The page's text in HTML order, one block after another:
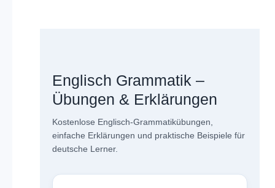
Englisch Grammatik –
Übungen & Erklärungen
Kostenlose Englisch-Grammatikübungen,
einfache Erklärungen und praktische Beispiele für
deutsche Lerner.